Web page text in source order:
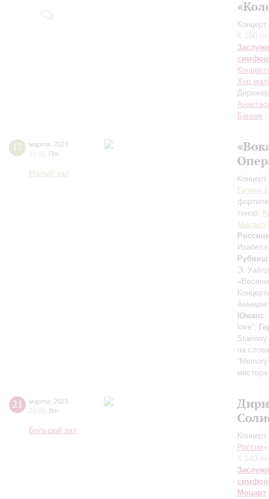
К 150-
Хор
Банник
17 марта
2023
19:00 Пт
Малый зал
Галина
тенор;
Михаил
Э.
Юманс:
love”;
Stairway
на
21 марта
2023
20:00 Вт
Большой зал
России»
К 140-
Моцарт